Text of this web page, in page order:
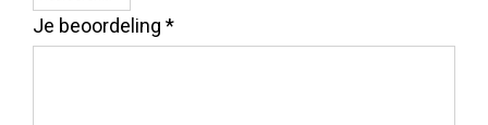
Je beoordeling *